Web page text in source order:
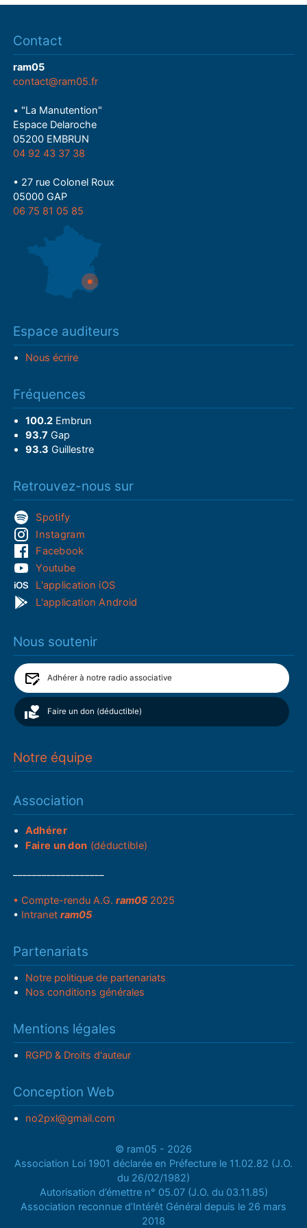
Contact
ram05
contact@ram05.fr
• "La Manutention"
Espace Delaroche
05200 EMBRUN
04 92 43 37 38
• 27 rue Colonel Roux
05000 GAP
06 75 81 05 85
Espace auditeurs
Nous écrire
Fréquences
100.2Embrun
93.7 Gap
93.3 Guillestre
Retrouvez-nous sur
Spotify
Instagram
Facebook
Youtube
L'application iOS
L'application Android
Nous soutenir
Adhérer à notre radio associative
Faire un don (déductible)
Notre équipe
Association
Adhérer
Faire un don (déductible)
• Compte-rendu A.G.ram05 2025
• Intranetram05
Partenariats
Notre politique de partenariats
Nos conditions générales
Mentions légales
RGPD & Droits d'auteur
Conception Web
no2pxl@gmail.com
© ram05 - 2026
Association Loi 1901 déclarée en Préfecture le 11.02.82 (J.O.
du 26/02/1982)
Autorisation d’émettre n° 05.07 (J.O. du 03.11.85)
Association reconnue d’Intérêt Général depuis le 26 mars
2018